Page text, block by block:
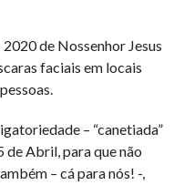
de Nossenhor Jesus
faciais em locais
– “canetiada”
de Abril, para que não
– cá para nós! -,